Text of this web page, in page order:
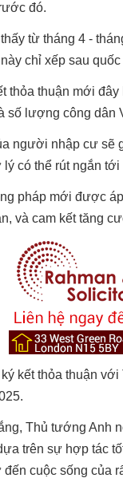
đó.
từ tháng 4 -
chỉ xếp sau
thỏa thuận mới
số lượng công dân
người nhập cư sẽ
có thể rút ngắn tới
pháp mới được
và cam kết tăng
kết thỏa thuận
Thủ tướng Anh
trên sự hợp tác
cuộc sống của